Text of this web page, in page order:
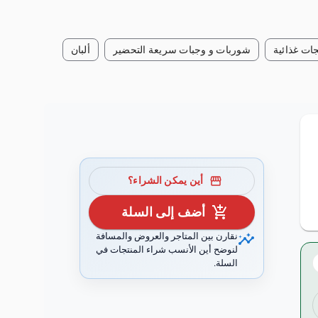
غذائية شوربات و وجبات سريعة التحضير ألبان
storefront أين يمكن الشراء؟
add_shopping_cart أضف إلى السلة
insightsنقارن بين المتاجر والعروض والمسافة
لنوضح أين الأنسب شراء المنتجات في
السلة.